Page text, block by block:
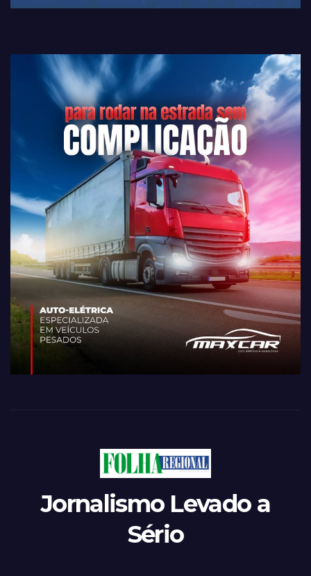
Jornalismo Levado a
Sério